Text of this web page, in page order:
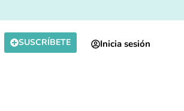
SUSCRÍBETE Inicia sesión